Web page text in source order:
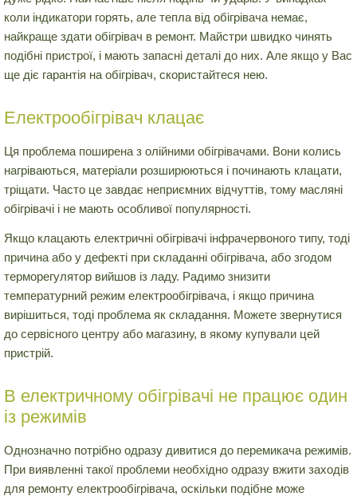
коли індикатори горять, але тепла від обігрівача немає,
найкраще здати обігрівач в ремонт. Майстри швидко чинять
подібні пристрої, і мають запасні деталі до них. Але якщо у Вас
ще діє гарантія на обігрівач, скористайтеся нею.
Електрообігрівач клацає
Ця проблема поширена з олійними обігрівачами. Вони колись
нагріваються, матеріали розширюються і починають клацати,
тріщати. Часто це завдає неприємних відчуттів, тому масляні
обігрівачі і не мають особливої популярності.
Якщо клацають електричні обігрівачі інфрачервоного типу, тоді
причина або у дефекті при складанні обігрівача, або згодом
терморегулятор вийшов із ладу. Радимо знизити
температурний режим електрообігрівача, і якщо причина
вирішиться, тоді проблема як складання. Можете звернутися
до сервісного центру або магазину, в якому купували цей
пристрій.
В електричному обігрівачі не працює один
із режимів
Однозначно потрібно одразу дивитися до перемикача режимів.
При виявленні такої проблеми необхідно одразу вжити заходів
для ремонту електрообігрівача, оскільки подібне може